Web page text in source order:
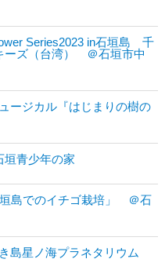
Series2023 in石垣島 千
ーズ（台湾） ＠石垣市中
ージカル『はじまりの樹の
青少年の家
島でのイチゴ栽培」 ＠石
島星ノ海プラネタリウム